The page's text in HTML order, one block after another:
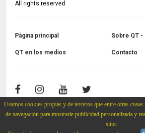
Usamos cookies propias y de terceros que entre otras
de navegación para mostrarle publicidad personalizada y
sitio.
All rights reserved.
Página principal Sobre QT -
QT en los medios Contacto